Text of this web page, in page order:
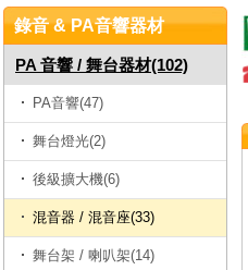
錄音 & PA音響器材
PA 音響 / 舞台器材(102)
PA音響(47)
舞台燈光(2)
後級擴大機(6)
混音器 / 混音座(33)
舞台架 / 喇叭架(14)